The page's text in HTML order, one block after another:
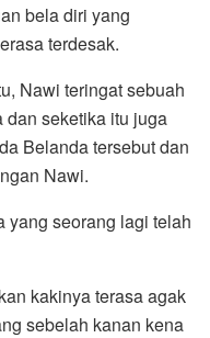
bela diri yang
terdesak.
Nawi teringat sebuah
seketika itu juga
Belanda tersebut dan
Nawi.
yang seorang lagi telah
kakinya terasa agak
sebelah kanan kena